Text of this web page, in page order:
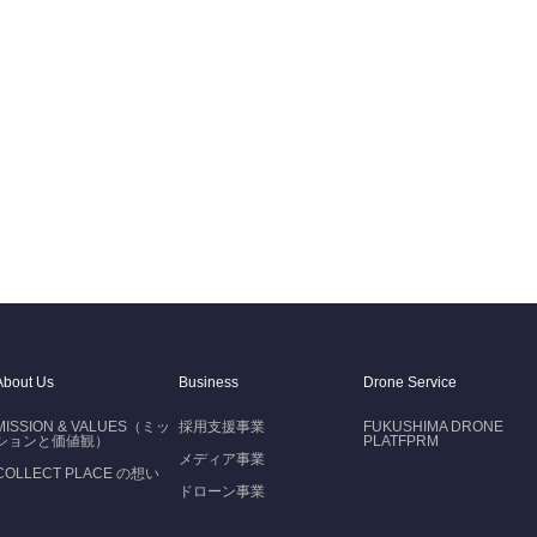
Us
& VALUES（ミッ
ョンと価値観）
PLACE の想い
Business
採用支援事業
メディア事業
ドローン事業
Drone Service
FUKUSHIMA DRONE
PLATFPRM